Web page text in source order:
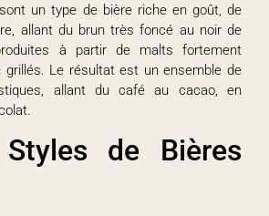
un type de bière riche en goût, de
allant du brun très foncé au noir de
à partir de malts fortement
Le résultat est un ensemble de
allant du café au cacao, en
de Bières